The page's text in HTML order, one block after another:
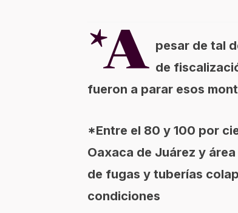
*A pesar de tal
de
fueron a parar esos
*Entre el 80 y 100 por
Oaxaca de Juárez y
de fugas y tuberías
condiciones